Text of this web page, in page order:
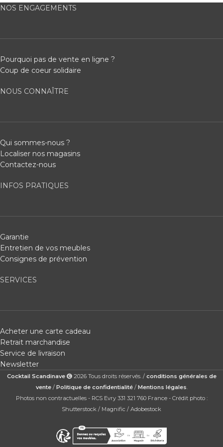
NOS ENGAGEMENTS
Pourquoi pas de vente en ligne ?
Coup de coeur solidaire
NOUS CONNAÎTRE
Qui sommes-nous ?
Localiser nos magasins
Contactez-nous
INFOS PRATIQUES
Garantie
Entretien de vos meubles
Consignes de prévention
SERVICES
Acheter une carte cadeau
Retrait marchandise
Service de livraison
Newsletter
Cocktail Scandinave 2026 Tous droits réservés. / conditions générales de
vente/ Politique de confidentialité/ Mentions légales.
Photos non contractuelles - RCS Evry 331 321 760 France - Crédit photo :
Shutterstock / Magnific / Adobestock